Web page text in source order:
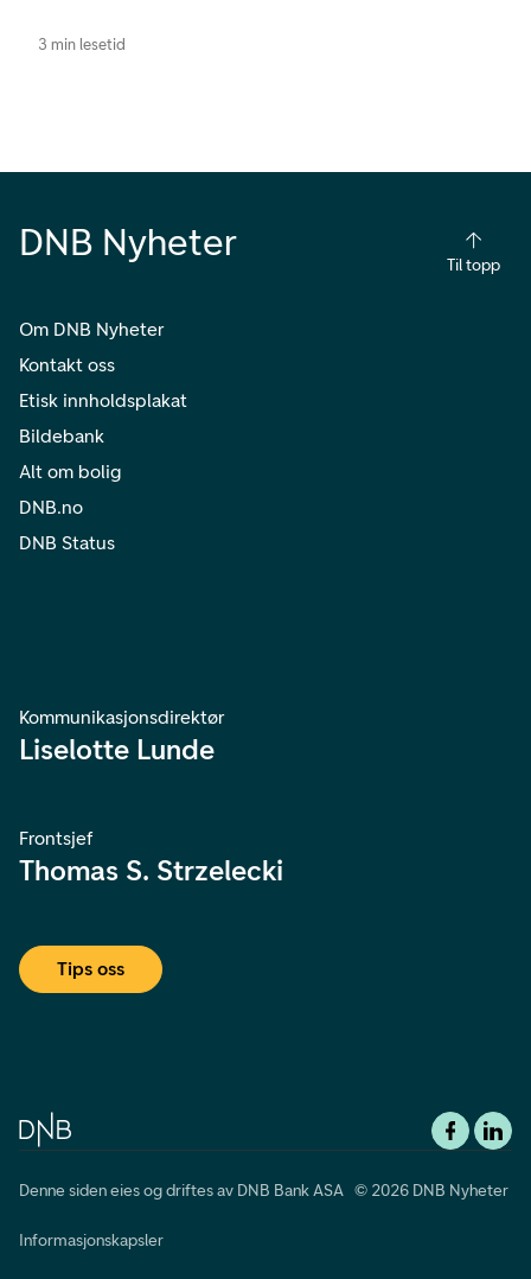
3 min lesetid
DNB Nyheter
Til topp
Om DNB Nyheter
Kontakt oss
Etisk innholdsplakat
Bildebank
Alt om bolig
DNB.no
DNB Status
Kommunikasjonsdirektør
Liselotte Lunde
Frontsjef
Thomas S. Strzelecki
Tips oss
Denne siden eies og driftes av DNB Bank ASA © 2026 DNB Nyheter
Informasjonskapsler